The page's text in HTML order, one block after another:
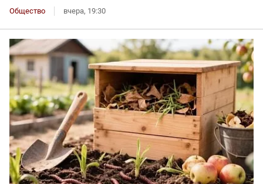
Общество вчера, 19:30